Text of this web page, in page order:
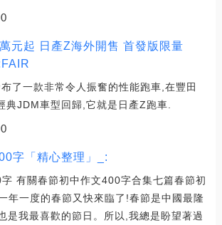
元起 日產Z海外開售 首發版限量
了一款非常令人振奮的性能跑車,在豐田
典JDM車型回歸,它就是日產Z跑車.
字「精心整理」_:
有關春節初中作文400字合集七篇春節初
年一度的春節又快來臨了!春節是中國最隆
是我最喜歡的節日。所以,我總是盼望著過